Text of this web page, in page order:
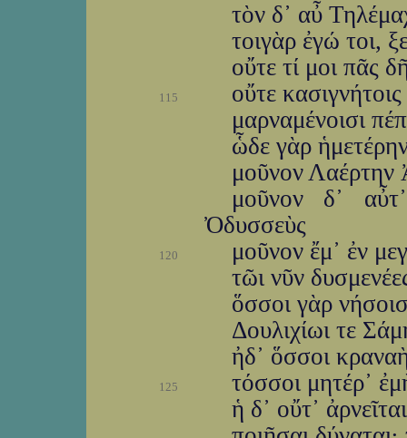
τὸν δ᾽ αὖ
τοιγὰρ ἐγώ τοι,
οὔτε τί μοι πᾶς
115
οὔτε
μαρναμένοισι
ὧδε γὰρ
μοῦνον Λαέρτην
μοῦνον δ᾽
Ὀδυσσεὺς
120
μοῦνον ἔμ᾽ ἐν
τῶι νῦν
ὅσσοι γὰρ
Δουλιχίωι τε
ἠδ᾽ ὅσσοι
125
τόσσοι μητέρ᾽
ἡ δ᾽ οὔτ᾽